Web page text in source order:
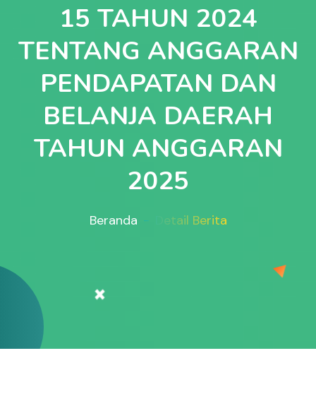
15 TAHUN 2024
TENTANG ANGGARAN
PENDAPATAN DAN
BELANJA DAERAH
TAHUN ANGGARAN
2025
Beranda Detail Berita